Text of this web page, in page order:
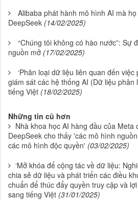
Alibaba phát hành mô hình AI mà
DeepSeek (14/02/2025)
“Chúng tôi không có hào nước”: Sự
nguồn mở (17/02/2025)
‘Phân loại dữ liệu liên quan đến
giám sát các hệ thống AI (Dữ liệu phân
tiếng Việt (18/02/2025)
Những tin cũ hơn
Nhà khoa học AI hàng đầu của Meta
DeepSeek cho thấy 'các mô hình
các mô hình độc quyền' (03/02/2025)
‘Mở khóa để cộng tác về dữ liệu:
chia sẻ dữ liệu và phát triển các điều
chuẩn để thúc đẩy quyền truy cập và
sang tiếng Việt (31/01/2025)